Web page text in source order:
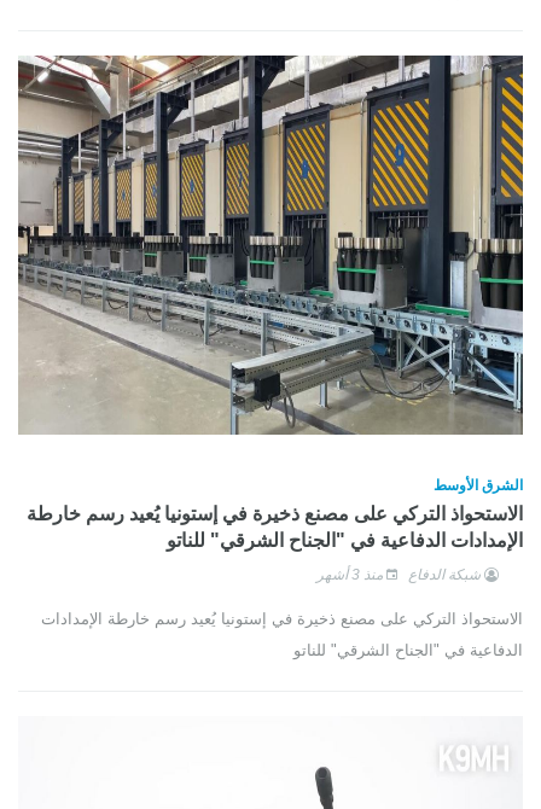
الشرق الأوسط
الاستحواذ التركي على مصنع ذخيرة في إستونيا يُعيد رسم خارطة
الإمدادات الدفاعية في "الجناح الشرقي" للناتو
شبكة الدفاع منذ 3 أشهر
الاستحواذ التركي على مصنع ذخيرة في إستونيا يُعيد رسم خارطة الإمدادات
الدفاعية في "الجناح الشرقي" للناتو